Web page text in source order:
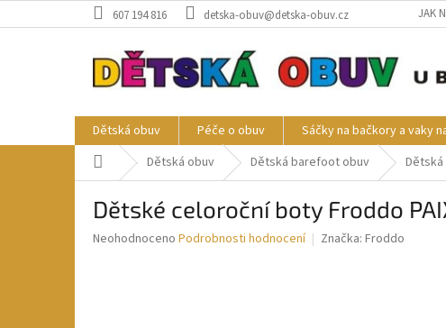
na
607 194 816 detska-obuv@detska-obuv.cz JAK
Dětská obuv Péče o obuv Sáčky na bačkory a vaky
Domů Dětská obuv Dětská barefoot obuv
Dětské celoroční boty Froddo
Průměrné
Neohodnoceno Podrobnosti hodnocení Značka: Froddo